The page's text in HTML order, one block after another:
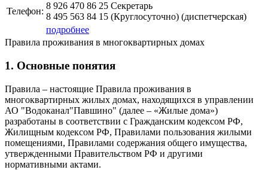
Телефон:
8 926 470 86 25 Секретарь
8 495 563 84 15 (Круглосуточно) (диспетчерская)
подробнее
Правила проживания в многоквартирных домах
1. Основные понятия
Правила – настоящие Правила проживания в
многоквартирных жилых домах, находящихся в управлении
АО "Водоканал"Павшино" (далее – «Жилые дома»)
разработаны в соответствии с Гражданским кодексом РФ,
Жилищным кодексом РФ, Правилами пользования жилыми
помещениями, Правилами содержания общего имущества,
утвержденными Правительством РФ и другими
нормативными актами.